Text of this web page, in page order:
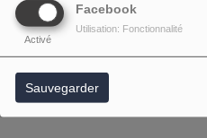
Facebook
Activé
Utilisation: Fonctionnalité
Sauvegarder